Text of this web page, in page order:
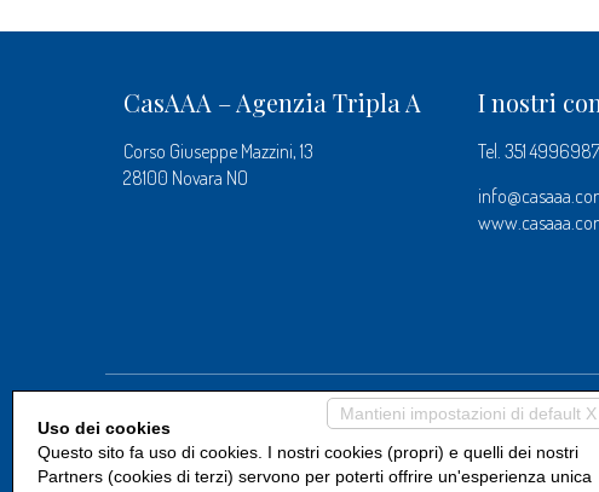
CasAAA – Agenzia Tripla A
Corso Giuseppe Mazzini, 13
28100 Novara NO
I nostri
Tel. 351 4996987
Scopri i partner di CasAAAMantieni impostazioni di default X
Uso dei cookies
Questo sito fa uso di cookies. I nostri cookies (propri) e quelli dei nostri
Partners (cookies di terzi) servono per poterti offrire un'esperienza unica